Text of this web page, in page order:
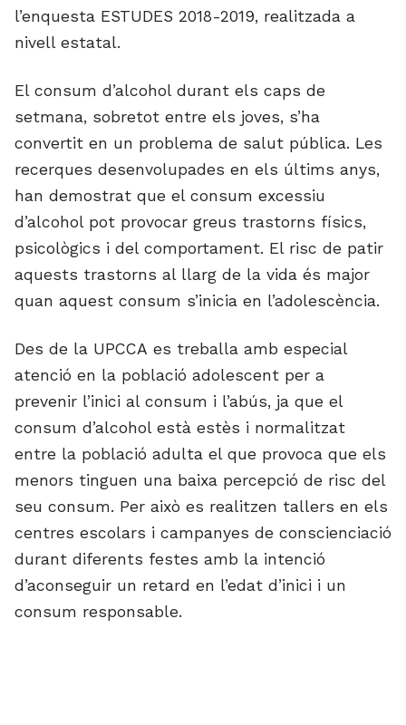
l’enquesta ESTUDES 2018-2019, realitzada a
nivell estatal.
El consum d’alcohol durant els caps de
setmana, sobretot entre els joves, s’ha
convertit en un problema de salut pública. Les
recerques desenvolupades en els últims anys,
han demostrat que el consum excessiu
d’alcohol pot provocar greus trastorns físics,
psicològics i del comportament. El risc de patir
aquests trastorns al llarg de la vida és major
quan aquest consum s’inicia en l’adolescència.
Des de la UPCCA es treballa amb especial
atenció en la població adolescent per a
prevenir l’inici al consum i l’abús, ja que el
consum d’alcohol està estès i normalitzat
entre la població adulta el que provoca que els
menors tinguen una baixa percepció de risc del
seu consum. Per això es realitzen tallers en els
centres escolars i campanyes de conscienciació
durant diferents festes amb la intenció
d’aconseguir un retard en l’edat d’inici i un
consum responsable.